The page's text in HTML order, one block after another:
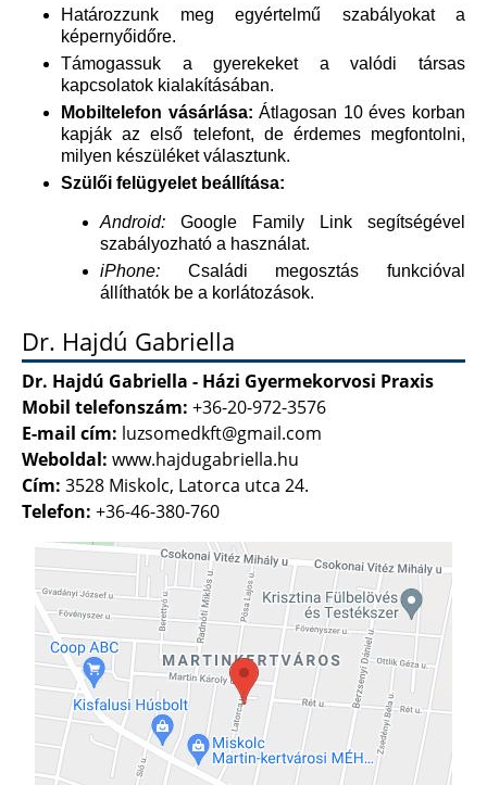
Határozzunk meg egyértelmű szabályokat a
képernyőidőre.
Támogassuk a gyerekeket a valódi társas
kapcsolatok kialakításában.
Mobiltelefon vásárlása: Átlagosan 10 éves korban
kapják az első telefont, de érdemes megfontolni,
milyen készüléket választunk.
Szülői felügyelet beállítása:
Android: Google Family Link segítségével
szabályozható a használat.
iPhone: Családi megosztás funkcióval
állíthatók be a korlátozások.
Dr. Hajdú Gabriella
Dr. Hajdú Gabriella - Házi Gyermekorvosi Praxis
Mobil telefonszám: +36-20-972-3576
E-mail cím: luzsomedkft@gmail.com
Weboldal: www.hajdugabriella.hu
Cím: 3528 Miskolc, Latorca utca 24.
Telefon: +36-46-380-760